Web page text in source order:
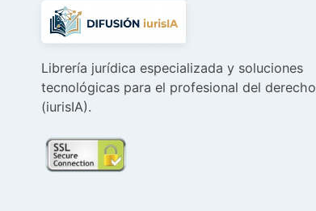
Librería jurídica especializada y soluciones
tecnológicas para el profesional del derecho
(iurisIA).